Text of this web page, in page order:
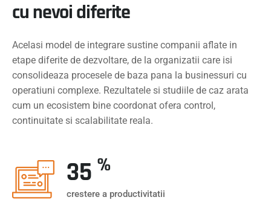
cu nevoi diferite
Acelasi model de integrare sustine companii aflate in
etape diferite de dezvoltare, de la organizatii care isi
consolideaza procesele de baza pana la businessuri cu
operatiuni complexe. Rezultatele si studiile de caz arata
cum un ecosistem bine coordonat ofera control,
continuitate si scalabilitate reala.
35 %
crestere a productivitatii